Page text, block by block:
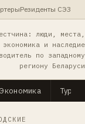
Резиденты СЭЗ
люди, места,
экономика и наследие
по западному
региону Беларуси
Экономика